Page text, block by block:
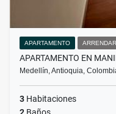
APARTAMENTO ARRENDAR
APARTAMENTO EN
Medellín, Antioquia,
3 Habitaciones